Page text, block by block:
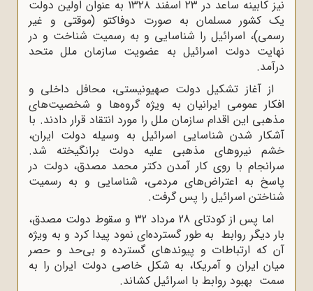
نیز کابینه ساعد در ۲۳ اسفند ۱۳۲۸ به عنوان اولین دولت
یک کشور مسلمان به صورت دوفاکتو (موقتی و غیر
رسمی)،‌ اسرائیل را شناسایی و به رسمیت شناخت و در
نهایت دولت اسرائیل به عضویت سازمان ملل متحد
درآمد.
از آغاز تشکیل دولت صهیونیستی، محافل داخلی و
افکار عمومی ایرانیان به ویژه گروه‌ها و شخصیت‌های
مذهبی این اقدام سازمان ملل را مورد انتقاد قرار دادند. با
آشکار شدن شناسایی اسرائیل به وسیله دولت ایران،
خشم نیروهای مذهبی علیه دولت برانگیخته شد.
سرانجام با روی کار آمدن دکتر محمد مصدق، دولت در
پاسخ به اعتراض‌های مردمی، شناسایی و به رسمیت
شناختن اسرائیل را پس گرفت.
اما پس از کودتای 28 مرداد 32 و سقوط دولت مصدق،
بار دیگر روابط به طور گسترده‌ای نمود پیدا کرد و به ویژه
آن که ارتباطات و پیوندهای گسترده و بی‌حد و حصر
میان ایران و آمریکا، به شکل خاصی دولت ایران را به
سمت بهبود روابط با اسرائیل کشاند.